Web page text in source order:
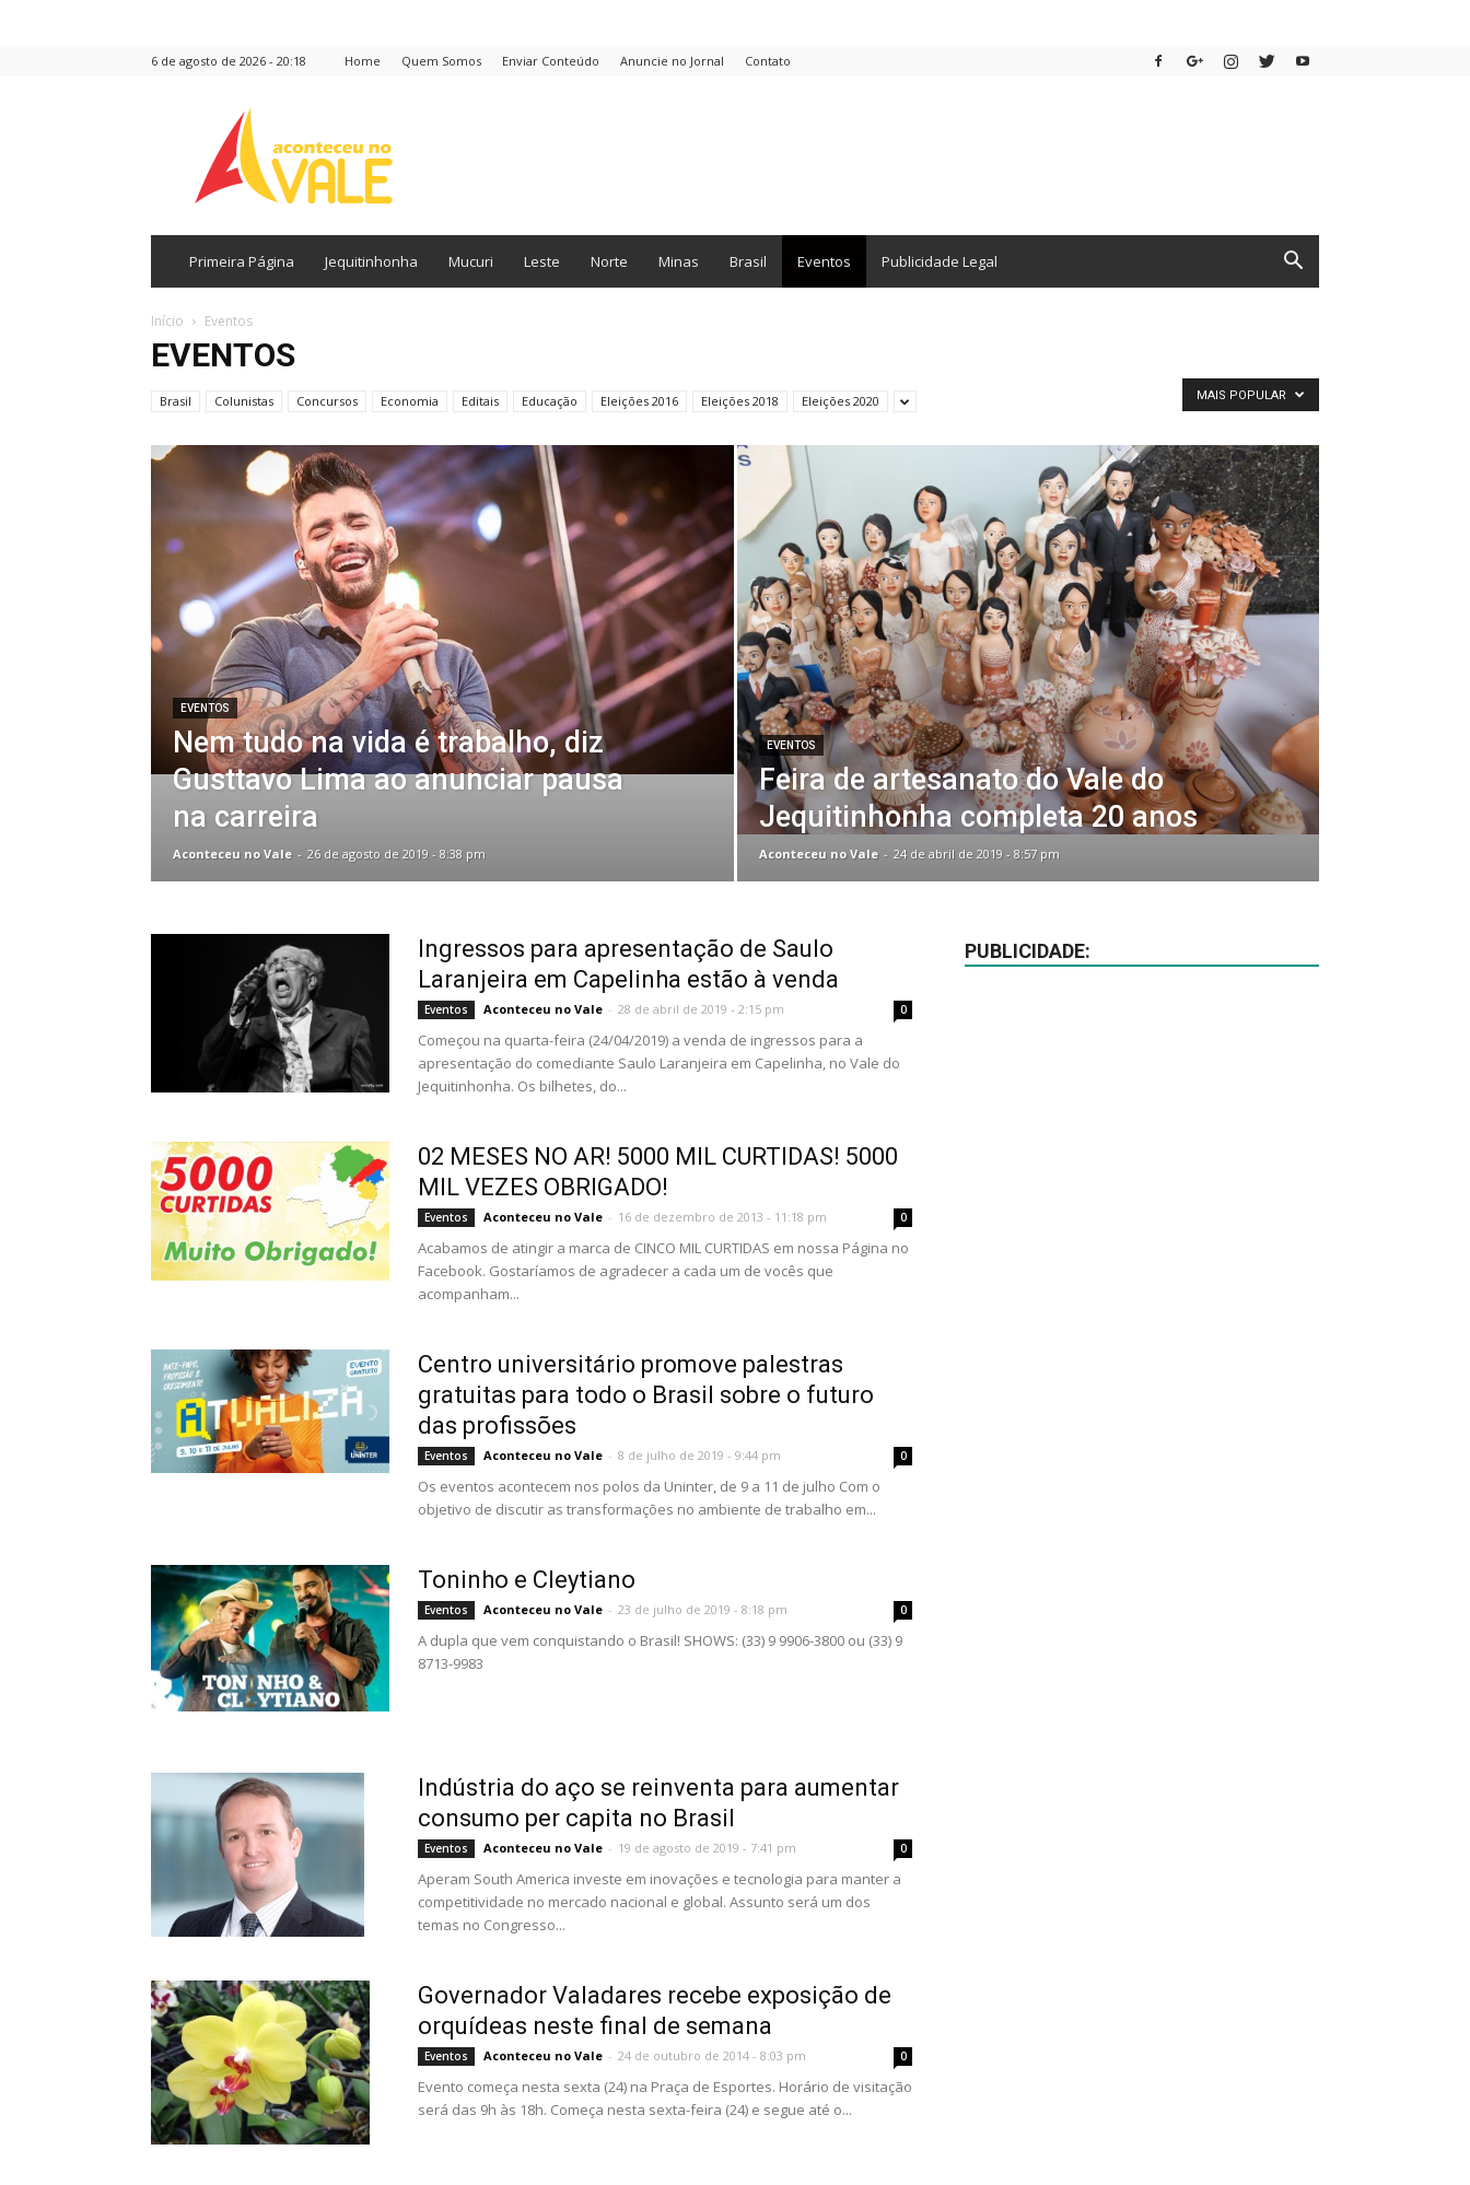
6 de agosto de 2026 - 20:18 Home Quem Somos Enviar Conteúdo Anuncie no Jornal Contato
Aconteceu
no
Vale
Primeira Página Jequitinhonha Mucuri Leste Norte Minas Brasil Eventos Publicidade Legal
Início Eventos
EVENTOS
Brasil Colunistas Concursos Economia Editais Educação Eleições 2016 Eleições 2018 Eleições 2020 MAIS POPULAR
EVENTOS
Nem tudo na vida é trabalho, diz
Gusttavo Lima ao anunciar pausa
na carreira
Aconteceu no Vale - 26 de agosto de 2019 - 8:38 pm
EVENTOS
Feira de artesanato do Vale do
Jequitinhonha completa 20 anos
Aconteceu no Vale - 24 de abril de 2019 - 8:57 pm
Ingressos para apresentação de Saulo
Laranjeira em Capelinha estão à venda
Eventos Aconteceu no Vale - 28 de abril de 2019 - 2:15 pm 0
Começou na quarta-feira (24/04/2019) a venda de ingressos para a
apresentação do comediante Saulo Laranjeira em Capelinha, no Vale do
Jequitinhonha. Os bilhetes, do...
02 MESES NO AR! 5000 MIL CURTIDAS! 5000
MIL VEZES OBRIGADO!
Eventos Aconteceu no Vale - 16 de dezembro de 2013 - 11:18 pm 0
Acabamos de atingir a marca de CINCO MIL CURTIDAS em nossa Página no
Facebook. Gostaríamos de agradecer a cada um de vocês que
acompanham...
Centro universitário promove palestras
gratuitas para todo o Brasil sobre o futuro
das profissões
Eventos Aconteceu no Vale - 8 de julho de 2019 - 9:44 pm 0
Os eventos acontecem nos polos da Uninter, de 9 a 11 de julho Com o
objetivo de discutir as transformações no ambiente de trabalho em...
Toninho e Cleytiano
Eventos Aconteceu no Vale - 23 de julho de 2019 - 8:18 pm 0
A dupla que vem conquistando o Brasil! SHOWS: (33) 9 9906-3800 ou (33) 9
8713-9983
Indústria do aço se reinventa para aumentar
consumo per capita no Brasil
Eventos Aconteceu no Vale - 19 de agosto de 2019 - 7:41 pm 0
Aperam South America investe em inovações e tecnologia para manter a
competitividade no mercado nacional e global. Assunto será um dos
temas no Congresso...
Governador Valadares recebe exposição de
orquídeas neste final de semana
Eventos Aconteceu no Vale - 24 de outubro de 2014 - 8:03 pm 0
Evento começa nesta sexta (24) na Praça de Esportes. Horário de visitação
será das 9h às 18h. Começa nesta sexta-feira (24) e segue até o...
PUBLICIDADE: